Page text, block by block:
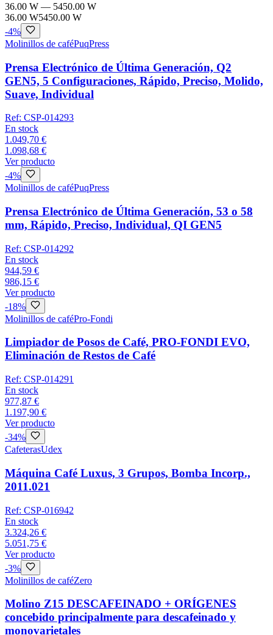
36.00 W — 5450.00 W
36.00 W5450.00 W
-4%
Molinillos de caféPuqPress
Prensa Electrónico de Última Generación, Q2
GEN5, 5 Configuraciones, Rápido, Preciso, Molido,
Suave, Individual
Ref: CSP-014293
En stock
1.049,70 €
1.098,68 €
Ver producto
-4%
Molinillos de caféPuqPress
Prensa Electrónico de Última Generación, 53 o 58
mm, Rápido, Preciso, Individual, QI GEN5
Ref: CSP-014292
En stock
944,59 €
986,15 €
Ver producto
-18%
Molinillos de caféPro-Fondi
Limpiador de Posos de Café, PRO-FONDI EVO,
Eliminación de Restos de Café
Ref: CSP-014291
En stock
977,87 €
1.197,90 €
Ver producto
-34%
CafeterasUdex
Máquina Café Luxus, 3 Grupos, Bomba Incorp.,
2011.021
Ref: CSP-016942
En stock
3.324,26 €
5.051,75 €
Ver producto
-3%
Molinillos de caféZero
Molino Z15 DESCAFEINADO + ORÍGENES
concebido principalmente para descafeinado y
monovarietales